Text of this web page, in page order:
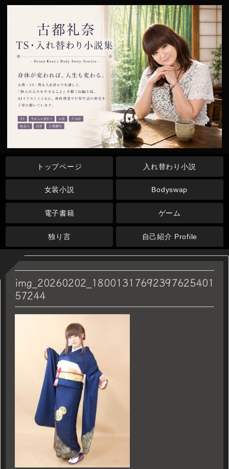
トップページ 入れ替わり小説
女装小説 Bodyswap
電子書籍 ゲーム
独り言 自己紹介 Profile
img_20260202_18001317692397625401
57244